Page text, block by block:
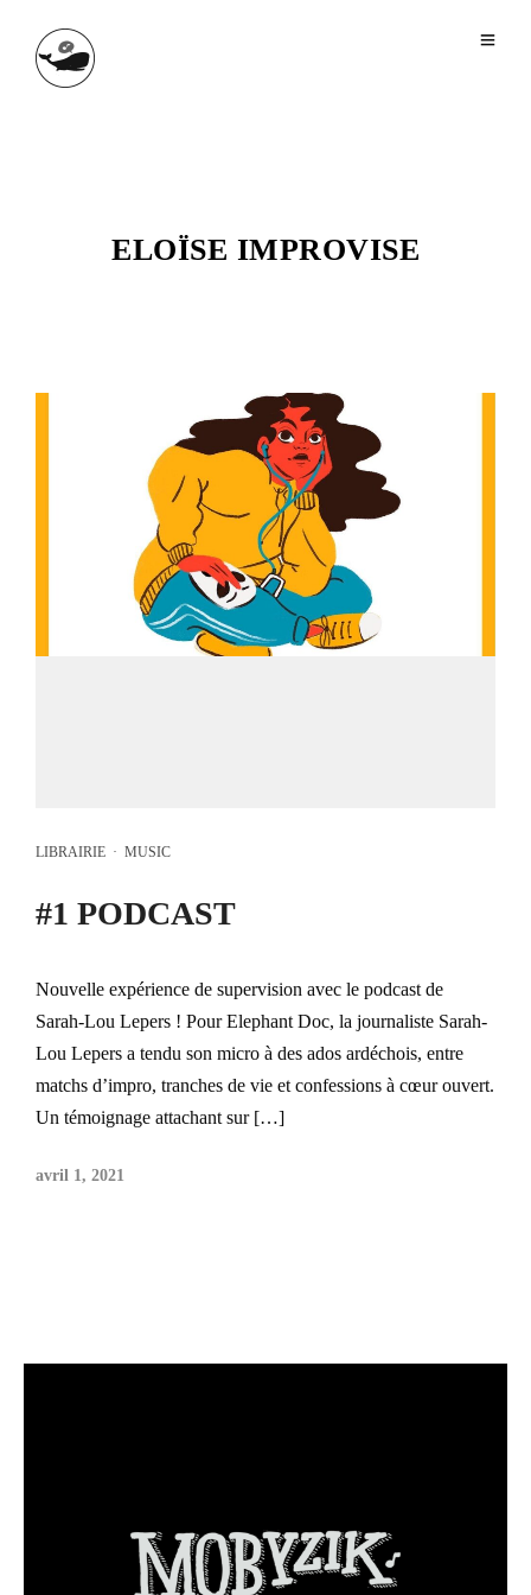
ELOÏSE IMPROVISE
LIBRAIRIE · MUSIC
#1 PODCAST
Nouvelle expérience de supervision avec le podcast de
Sarah-Lou Lepers ! Pour Elephant Doc, la journaliste Sarah-
Lou Lepers a tendu son micro à des ados ardéchois, entre
matchs d’impro, tranches de vie et confessions à cœur ouvert.
Un témoignage attachant sur […]
avril 1, 2021